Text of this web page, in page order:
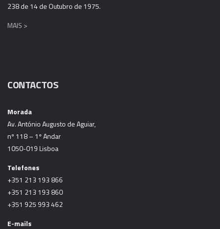
238 de 14 de Outubro de 1975.
MAIS >
CONTACTOS
Morada
Av. António Augusto de Aguiar,
nº 118 – 1º Andar
1050-019 Lisboa
Telefones
+351 213 193 866
+351 213 193 860
+351 925 993 462
E-mails